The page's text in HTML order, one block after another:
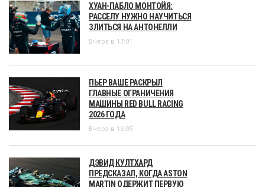
ХУАН-ПАБЛО МОНТОЙЯ:
РАССЕЛУ НУЖНО НАУЧИТЬСЯ
ЗЛИТЬСЯ НА АНТОНЕЛЛИ
Вчера в 17:01
ПЬЕР ВАШЕ РАСКРЫЛ
ГЛАВНЫЕ ОГРАНИЧЕНИЯ
МАШИНЫ RED BULL RACING
2026 ГОДА
Вчера в 16:05
ДЭВИД КУЛТХАРД
ПРЕДСКАЗАЛ, КОГДА ASTON
MARTIN ОДЕРЖИТ ПЕРВУЮ